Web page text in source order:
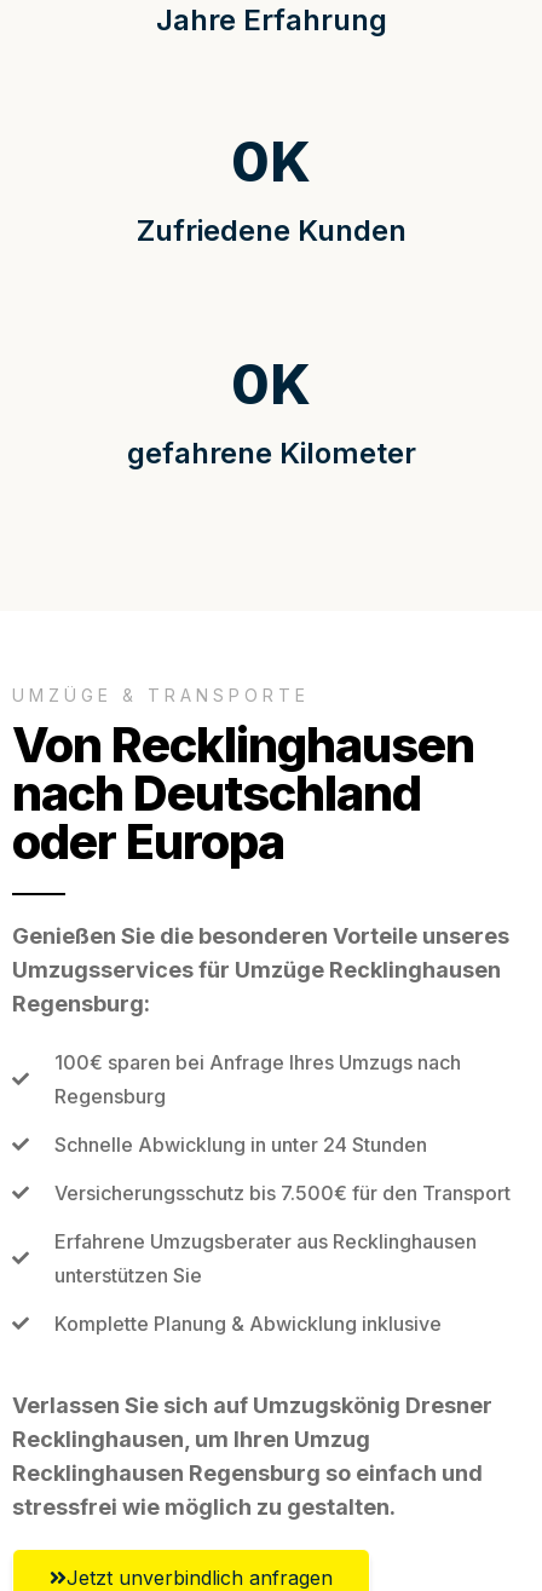
Jahre Erfahrung
Zufriedene Kunden
0K
gefahrene Kilometer
0K
UMZÜGE & TRANSPORTE
Von Recklinghausen
nach Deutschland
oder Europa
Genießen Sie die besonderen Vorteile unseres
Umzugsservices für Umzüge Recklinghausen
Regensburg:
100€ sparen bei Anfrage Ihres Umzugs nach
Regensburg
Schnelle Abwicklung in unter 24 Stunden
Versicherungsschutz bis 7.500€ für den Transport
Erfahrene Umzugsberater aus Recklinghausen
unterstützen Sie
Komplette Planung & Abwicklung inklusive
Verlassen Sie sich auf Umzugskönig Dresner
Recklinghausen, um Ihren Umzug
Recklinghausen Regensburg so einfach und
stressfrei wie möglich zu gestalten.
Jetzt unverbindlich anfragen